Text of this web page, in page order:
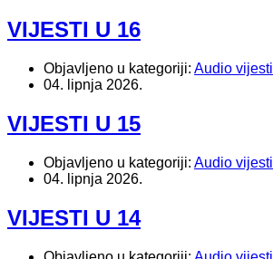
VIJESTI U 16
Objavljeno u kategoriji: Audio vijesti
04. lipnja 2026.
VIJESTI U 15
Objavljeno u kategoriji: Audio vijesti
04. lipnja 2026.
VIJESTI U 14